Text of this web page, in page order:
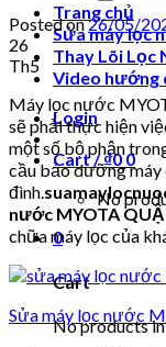
Trang chủ
Sửa máy lọc
Thay Lõi Lọc
Video hướng
Login
Cart /₫0 0
No
0
Cart
No products
Posted on26/05/
26
Th5
Máy lọc nước
sẽ phải thực hiện
một số bộ phận
cầu bảo dưỡng máy
đình.
nước MYOTA
chữa máy lọc của
Sửa máy lọc nước